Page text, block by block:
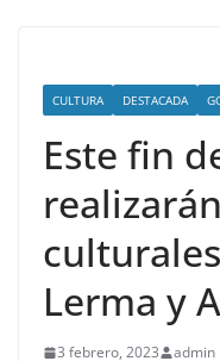
CULTURA DESTACADA
Este fin
Lerma y
3 febrero, 2023 admin